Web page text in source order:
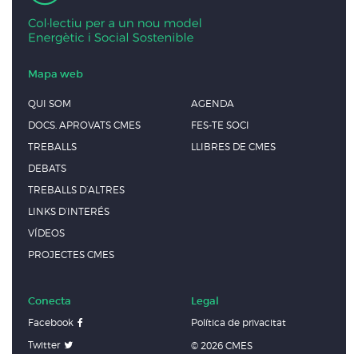
Mapa web
QUI SOM
DOCS. APROVATS CMES
TREBALLS
DEBATS
TREBALLS D’ALTRES
LINKS D’INTERÉS
VÍDEOS
PROJECTES CMES
AGENDA
FES-TE SOCI
LLIBRES DE CMES
Conecta
Facebook
Twitter
Legal
Política de privacitat
© 2026 CMES